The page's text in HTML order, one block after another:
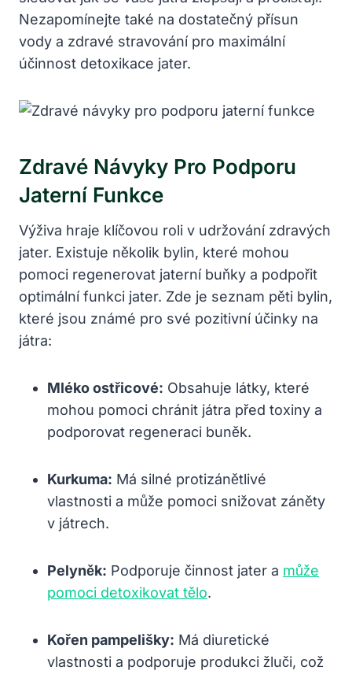
Nezapomínejte také na dostatečný přísun
vody a zdravé stravování pro maximální
účinnost detoxikace jater.
Zdravé Návyky Pro Podporu
Jaterní Funkce
Výživa hraje klíčovou roli v udržování zdravých
jater. Existuje několik bylin, které mohou
pomoci regenerovat jaterní buňky a podpořit
optimální funkci jater. Zde je seznam pěti bylin,
které jsou známé pro své pozitivní účinky na
játra:
Mléko ostřicové: Obsahuje látky, které
mohou pomoci chránit játra před toxiny a
podporovat regeneraci buněk.
Kurkuma: Má silné protizánětlivé
vlastnosti a může pomoci snižovat záněty
v játrech.
Pelyněk: Podporuje činnost jater a může
pomoci detoxikovat tělo.
Kořen pampelišky: Má diuretické
vlastnosti a podporuje produkci žluči, což